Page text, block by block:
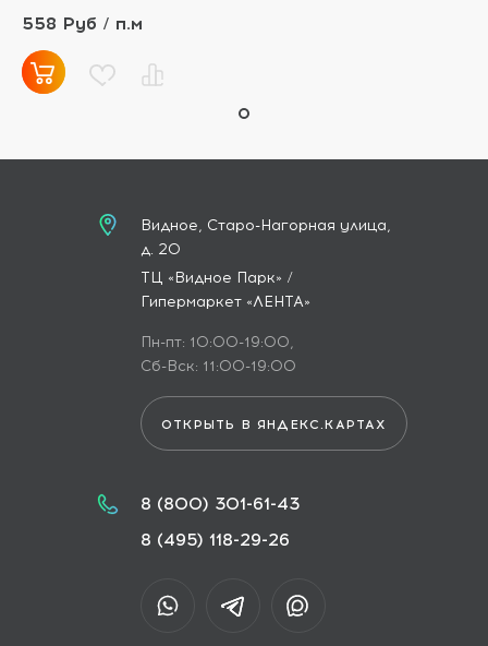
558 Руб / п.м
Видное, Старо-Нагорная улица,
д. 20
ТЦ «Видное Парк» /
Гипермаркет «ЛЕНТА»
Пн-пт: 10:00-19:00,
Сб-Вск: 11:00-19:00
ОТКРЫТЬ В ЯНДЕКС.КАРТАХ
8 (800) 301-61-43
8 (495) 118-29-26